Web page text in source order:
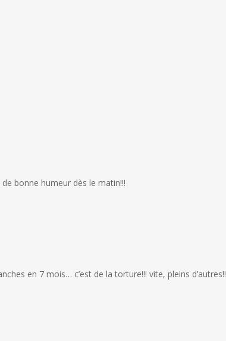
bonne humeur dès le matin!!!
en 7 mois… c’est de la torture!!! vite, pleins d’autres!!